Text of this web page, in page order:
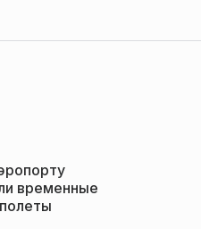
временные